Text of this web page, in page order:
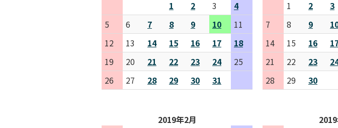
1
2 3
4
5
6 7 8 9 10
11
12
13 14 15 16 17
18
19
20 21 22 23 24
25
26
27 28 29 30 31
1
2 3
7
8 9
14
15 16
21
22 23
28
29 30
2019年2月